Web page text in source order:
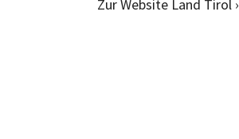
Zur Website Land Tirol ›